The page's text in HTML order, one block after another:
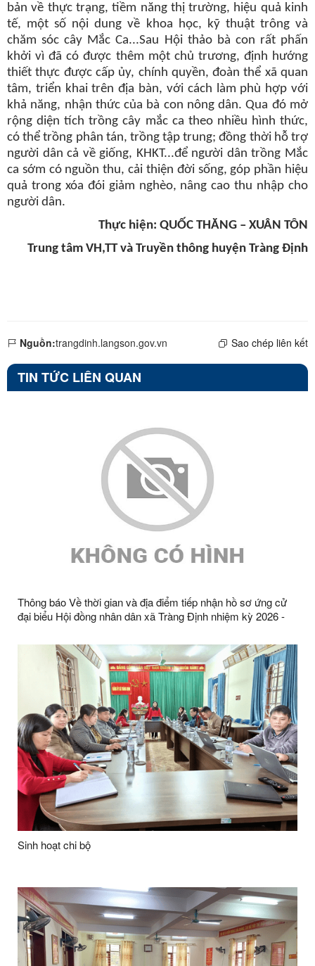
bản về thực trạng, tiềm năng thị trường, hiệu quả kinh
tế, một số nội dung về khoa học, kỹ thuật trông và
chăm sóc cây Mắc Ca...Sau Hội thảo bà con rất phấn
khởi vì đã có được thêm một chủ trương, định hướng
thiết thực được cấp ủy, chính quyền, đoàn thể xã quan
tâm, triển khai trên địa bàn, với cách làm phù hợp với
khả năng, nhận thức của bà con nông dân. Qua đó mở
rộng diện tích trồng cây mắc ca theo nhiều hình thức,
có thể trồng phân tán, trồng tập trung; đồng thời hỗ trợ
người dân cả về giống, KHKT...để người dân trồng Mắc
ca sớm có nguồn thu, cải thiện đời sống, góp phần hiệu
quả trong xóa đói giảm nghèo, nâng cao thu nhập cho
người dân.
Thực hiện: QUỐC THĂNG – XUÂN TÔN
Trung tâm VH,TT và Truyền thông huyện Tràng Định
Nguồn:trangdinh.langson.gov.vn Sao chép liên kết
TIN TỨC LIÊN QUAN
Thông báo Về thời gian và địa điểm tiếp nhận hồ sơ ứng cử
đại biểu Hội đồng nhân dân xã Tràng Định nhiệm kỳ 2026 -
Sinh hoạt chi bộ